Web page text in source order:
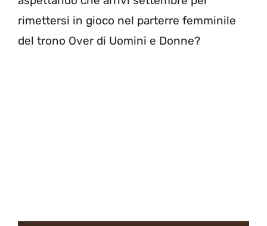
rimettersi in gioco nel parterre femminile
del trono Over di Uomini e Donne?